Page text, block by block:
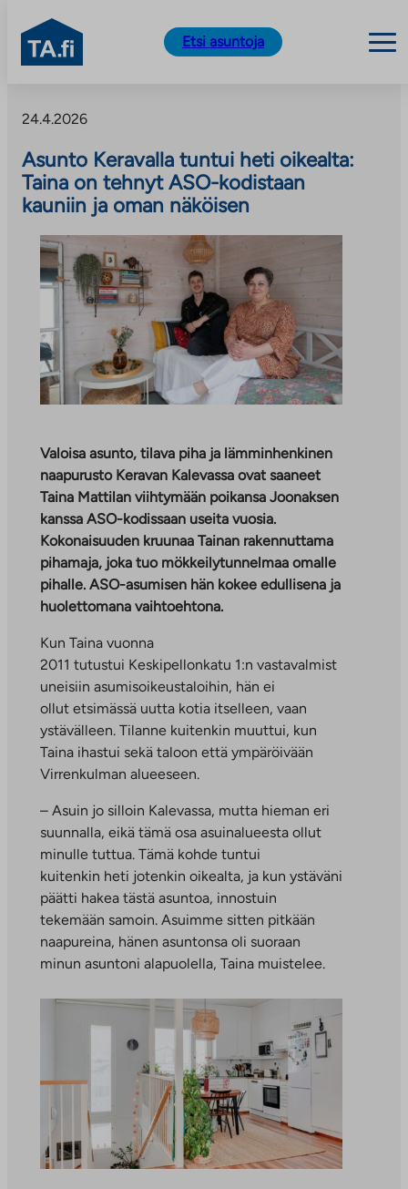
sisältöön
TA.fi
Etsi asuntoja
24.4.2026
Asunto Keravalla tuntui heti oikealta:
Taina on tehnyt ASO-kodistaan
kauniin ja oman näköisen
Valoisa asunto, tilava piha ja lämminhenkinen
naapurusto Keravan Kalevassa ovat saaneet
Taina Mattilan viihtymään poikansa Joonaksen
kanssa ASO-kodissaan useita vuosia.
Kokonaisuuden kruunaa Tainan rakennuttama
pihamaja, joka tuo mökkeilytunnelmaa omalle
pihalle. ASO-asumisen hän kokee edullisena ja
huolettomana vaihtoehtona.
Kun Taina vuonna
2011 tutustui Keskipellonkatu 1:n vastavalmist
uneisiin asumisoikeustaloihin, hän ei
ollut etsimässä uutta kotia itselleen, vaan
ystävälleen. Tilanne kuitenkin muuttui, kun
Taina ihastui sekä taloon että ympäröivään
Virrenkulman alueeseen.
– Asuin jo silloin Kalevassa, mutta hieman eri
suunnalla, eikä tämä osa asuinalueesta ollut
minulle tuttua. Tämä kohde tuntui
kuitenkin heti jotenkin oikealta, ja kun ystäväni
päätti hakea tästä asuntoa, innostuin
tekemään samoin. Asuimme sitten pitkään
naapureina, hänen asuntonsa oli suoraan
minun asuntoni alapuolella, Taina muistelee.